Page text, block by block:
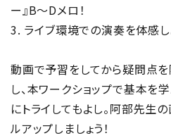
ー』B～Dメロ！
3. ライブ環境での演奏を体感し
動画で予習をしてから疑問点
し、本ワークショップで基本を
にトライしてもよし。阿部先生
ルアップしましょう！